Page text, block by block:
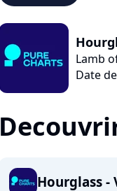
Lamb
Date
Hourglass -